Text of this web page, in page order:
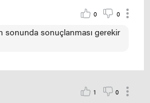
0 0
sonunda sonuçlanması gerekir
1 0